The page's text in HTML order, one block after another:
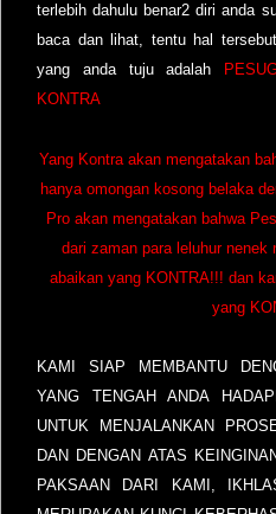
terlebih dahulu benar2 diri anda
baca dan lihat, tentu hal tersebut
yang anda tuju adalah
KONTRA
Yang Kontra akan mengatakan
hanya omongan kosong belaka
Pro akan mengatakan bahwa
dari zaman para leluhur nenek
abaikan yang KONTRA!!! dan
yang
KAMI SIAP MEMBANTU
YANG TENGAH ANDA
UNTUK MENJALANKAN
DAN DENGAN ATAS
PAKSAAN DARI KAMI,